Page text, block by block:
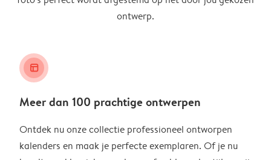
ontwerp.
layout_alt
Meer dan 100 prachtige ontwerpen
Ontdek nu onze collectie professioneel ontworpen
kalenders en maak je perfecte exemplaren. Of je nu